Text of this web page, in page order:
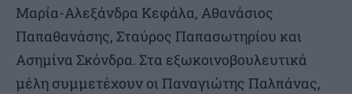
Μαρία-Αλεξάνδρα Κεφάλα, Αθανάσιος
Παπαθανάσης, Σταύρος Παπασωτηρίου και
Ασημίνα Σκόνδρα. Στα εξωκοινοβουλευτικά
μέλη συμμετέχουν οι Παναγιώτης Παλπάνας,